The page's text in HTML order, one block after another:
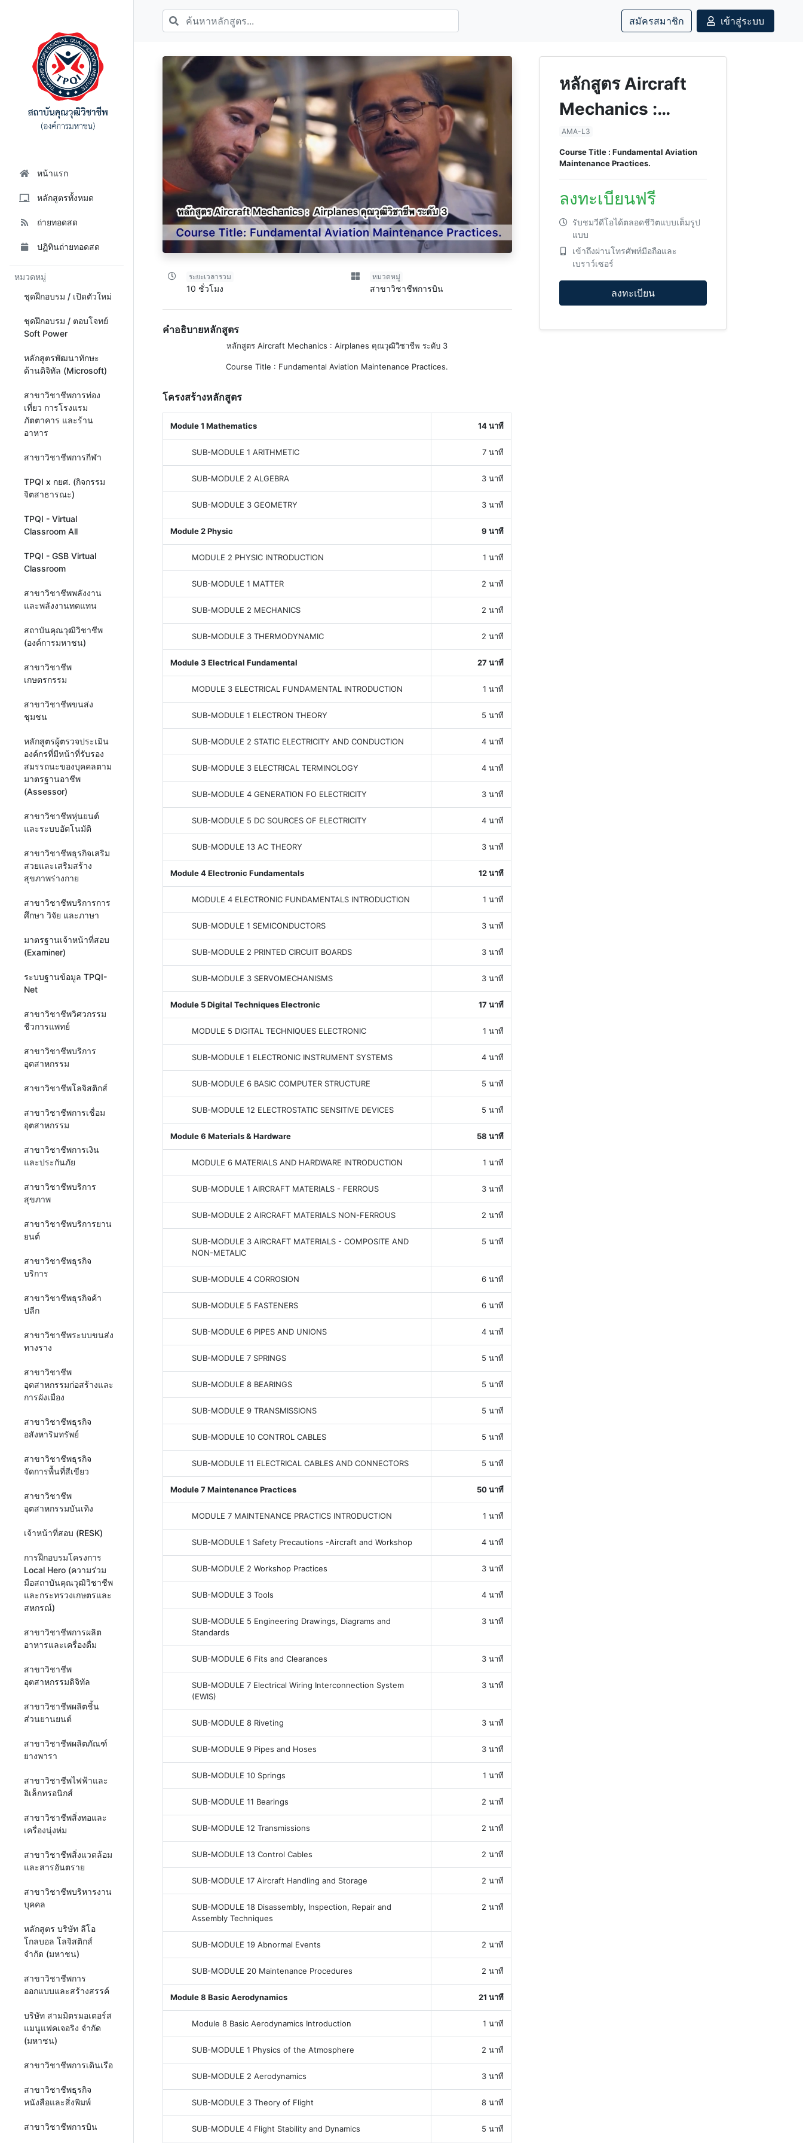
หน้าแรก
หลักสูตรทั้งหมด
ถ่ายทอดสด
ปฏิทินถ่ายทอดสด
หมวดหมู่
ชุดฝึกอบรม / เปิดตัวใหม่
ชุดฝึกอบรม / ตอบโจทย์
Soft Power
หลักสูตรพัฒนาทักษะ
ด้านดิจิทัล (Microsoft)
สาขาวิชาชีพการท่อง
เที่ยว การโรงแรม
ภัตตาคาร และร้าน
อาหาร
สาขาวิชาชีพการกีฬา
TPQI x กยศ. (กิจกรรม
จิตสาธารณะ)
TPQI - Virtual
Classroom All
TPQI - GSB Virtual
Classroom
สาขาวิชาชีพพลังงาน
และพลังงานทดแทน
สถาบันคุณวุฒิวิชาชีพ
(องค์การมหาชน)
สาขาวิชาชีพ
เกษตรกรรม
สาขาวิชาชีพขนส่ง
ชุมชน
หลักสูตรผู้ตรวจประเมิน
องค์กรที่มีหน้าที่รับรอง
สมรรถนะของบุคคลตาม
มาตรฐานอาชีพ
(Assessor)
สาขาวิชาชีพหุ่นยนต์
และระบบอัตโนมัติ
สาขาวิชาชีพธุรกิจเสริม
สวยและเสริมสร้าง
สุขภาพร่างกาย
สาขาวิชาชีพบริการการ
ศึกษา วิจัย และภาษา
มาตรฐานเจ้าหน้าที่สอบ
(Examiner)
ระบบฐานข้อมูล TPQI-
Net
สาขาวิชาชีพวิศวกรรม
ชีวการแพทย์
สาขาวิชาชีพบริการ
อุตสาหกรรม
สาขาวิชาชีพโลจิสติกส์
สาขาวิชาชีพการเชื่อม
อุตสาหกรรม
สาขาวิชาชีพการเงิน
และประกันภัย
สาขาวิชาชีพบริการ
สุขภาพ
สาขาวิชาชีพบริการยาน
ยนต์
สาขาวิชาชีพธุรกิจ
บริการ
สาขาวิชาชีพธุรกิจค้า
ปลีก
สาขาวิชาชีพระบบขนส่ง
ทางราง
สาขาวิชาชีพ
อุตสาหกรรมก่อสร้างและ
การผังเมือง
สาขาวิชาชีพธุรกิจ
อสังหาริมทรัพย์
สาขาวิชาชีพธุรกิจ
จัดการพื้นที่สีเขียว
สาขาวิชาชีพ
อุตสาหกรรมบันเทิง
เจ้าหน้าที่สอบ (RESK)
การฝึกอบรมโครงการ
Local Hero (ความร่วม
มือสถาบันคุณวุฒิวิชาชีพ
และกระทรวงเกษตรและ
สหกรณ์)
สาขาวิชาชีพการผลิต
อาหารและเครื่องดื่ม
สาขาวิชาชีพ
อุตสาหกรรมดิจิทัล
สาขาวิชาชีพผลิตชิ้น
ส่วนยานยนต์
สาขาวิชาชีพผลิตภัณฑ์
ยางพารา
สาขาวิชาชีพไฟฟ้าและ
อิเล็กทรอนิกส์
สาขาวิชาชีพสิ่งทอและ
เครื่องนุ่งห่ม
สาขาวิชาชีพสิ่งแวดล้อม
และสารอันตราย
สาขาวิชาชีพบริหารงาน
บุคคล
หลักสูตร บริษัท ลีโอ
โกลบอล โลจิสติกส์
จำกัด (มหาชน)
สาขาวิชาชีพการ
ออกแบบและสร้างสรรค์
บริษัท สามมิตรมอเตอร์ส
แมนูแฟคเจอริง จำกัด
(มหาชน)
สาขาวิชาชีพการเดินเรือ
สาขาวิชาชีพธุรกิจ
หนังสือและสิ่งพิมพ์
สาขาวิชาชีพการบิน
สมัครสมาชิก เข้าสู่ระบบ
ระยะเวลารวม
10 ชั่วโมง
หมวดหมู่
สาขาวิชาชีพการบิน
คำอธิบายหลักสูตร
หลักสูตร Aircraft Mechanics : Airplanes คุณวุฒิวิชาชีพ ระดับ 3
Course Title : Fundamental Aviation Maintenance Practices.
โครงสร้างหลักสูตร
Module 1 Mathematics 14 นาที
SUB-MODULE 1 ARITHMETIC 7 นาที
SUB-MODULE 2 ALGEBRA 3 นาที
SUB-MODULE 3 GEOMETRY 3 นาที
Module 2 Physic 9 นาที
MODULE 2 PHYSIC INTRODUCTION 1 นาที
SUB-MODULE 1 MATTER 2 นาที
SUB-MODULE 2 MECHANICS 2 นาที
SUB-MODULE 3 THERMODYNAMIC 2 นาที
Module 3 Electrical Fundamental 27 นาที
MODULE 3 ELECTRICAL FUNDAMENTAL INTRODUCTION 1 นาที
SUB-MODULE 1 ELECTRON THEORY 5 นาที
SUB-MODULE 2 STATIC ELECTRICITY AND CONDUCTION 4 นาที
SUB-MODULE 3 ELECTRICAL TERMINOLOGY 4 นาที
SUB-MODULE 4 GENERATION FO ELECTRICITY 3 นาที
SUB-MODULE 5 DC SOURCES OF ELECTRICITY 4 นาที
SUB-MODULE 13 AC THEORY 3 นาที
Module 4 Electronic Fundamentals 12 นาที
MODULE 4 ELECTRONIC FUNDAMENTALS INTRODUCTION 1 นาที
SUB-MODULE 1 SEMICONDUCTORS 3 นาที
SUB-MODULE 2 PRINTED CIRCUIT BOARDS 3 นาที
SUB-MODULE 3 SERVOMECHANISMS 3 นาที
Module 5 Digital Techniques Electronic 17 นาที
MODULE 5 DIGITAL TECHNIQUES ELECTRONIC 1 นาที
SUB-MODULE 1 ELECTRONIC INSTRUMENT SYSTEMS 4 นาที
SUB-MODULE 6 BASIC COMPUTER STRUCTURE 5 นาที
SUB-MODULE 12 ELECTROSTATIC SENSITIVE DEVICES 5 นาที
Module 6 Materials & Hardware 58 นาที
MODULE 6 MATERIALS AND HARDWARE INTRODUCTION 1 นาที
SUB-MODULE 1 AIRCRAFT MATERIALS - FERROUS 3 นาที
SUB-MODULE 2 AIRCRAFT MATERIALS NON-FERROUS 2 นาที
SUB-MODULE 3 AIRCRAFT MATERIALS - COMPOSITE AND
NON-METALIC
5 นาที
SUB-MODULE 4 CORROSION 6 นาที
SUB-MODULE 5 FASTENERS 6 นาที
SUB-MODULE 6 PIPES AND UNIONS 4 นาที
SUB-MODULE 7 SPRINGS 5 นาที
SUB-MODULE 8 BEARINGS 5 นาที
SUB-MODULE 9 TRANSMISSIONS 5 นาที
SUB-MODULE 10 CONTROL CABLES 5 นาที
SUB-MODULE 11 ELECTRICAL CABLES AND CONNECTORS 5 นาที
Module 7 Maintenance Practices 50 นาที
MODULE 7 MAINTENANCE PRACTICS INTRODUCTION 1 นาที
SUB-MODULE 1 Safety Precautions -Aircraft and Workshop 4 นาที
SUB-MODULE 2 Workshop Practices 3 นาที
SUB-MODULE 3 Tools 4 นาที
SUB-MODULE 5 Engineering Drawings, Diagrams and
Standards
3 นาที
SUB-MODULE 6 Fits and Clearances 3 นาที
SUB-MODULE 7 Electrical Wiring Interconnection System
(EWIS)
3 นาที
SUB-MODULE 8 Riveting 3 นาที
SUB-MODULE 9 Pipes and Hoses 3 นาที
SUB-MODULE 10 Springs 1 นาที
SUB-MODULE 11 Bearings 2 นาที
SUB-MODULE 12 Transmissions 2 นาที
SUB-MODULE 13 Control Cables 2 นาที
SUB-MODULE 17 Aircraft Handling and Storage 2 นาที
SUB-MODULE 18 Disassembly, Inspection, Repair and
Assembly Techniques
2 นาที
SUB-MODULE 19 Abnormal Events 2 นาที
SUB-MODULE 20 Maintenance Procedures 2 นาที
Module 8 Basic Aerodynamics 21 นาที
Module 8 Basic Aerodynamics Introduction 1 นาที
SUB-MODULE 1 Physics of the Atmosphere 2 นาที
SUB-MODULE 2 Aerodynamics 3 นาที
SUB-MODULE 3 Theory of Flight 8 นาที
SUB-MODULE 4 Flight Stability and Dynamics 5 นาที
หลักสูตร Aircraft
Mechanics :
Airplanes คุณวุฒิ
วิชาชีพ ระดับ 3
AMA-L3
Course Title : Fundamental Aviation
Maintenance Practices.
ลงทะเบียนฟรี
รับชมวีดีโอได้ตลอดชีวิตแบบเต็มรูป
แบบ
เข้าถึงผ่านโทรศัพท์มือถือและ
เบราว์เซอร์
ลงทะเบียน